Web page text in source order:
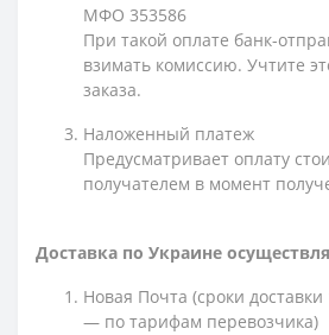
МФО 353586
При такой оплате банк-
взимать комиссию. Учтите
заказа.
Наложенный платеж
Предусматривает оплату
получателем в момент
Доставка по Украине
Новая Почта (сроки
— по тарифам перевозчика)